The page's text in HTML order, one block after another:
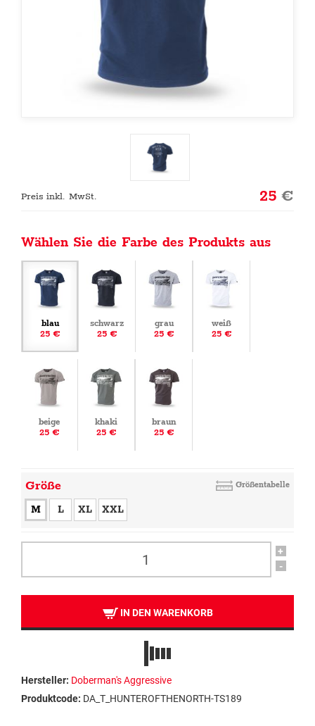
Preis inkl. MwSt. 25€
Wählen Sie die Farbe des Produkts aus
blau
25 €
schwarz
25 €
grau
25 €
weiß
25 €
beige
25 €
khaki
25 €
braun
25 €
Größe Größentabelle
M L XL XXL
+
-
IN DEN WARENKORB
Hersteller: Doberman's Aggressive
Produktcode: DA_T_HUNTEROFTHENORTH-TS189